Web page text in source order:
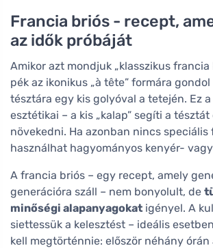
Francia briós - recept,
az idők próbáját
Amikor azt mondjuk „klasszikus francia
pék az ikonikus „à tête” formára gondol
tésztára egy kis golyóval a tetején. Ez
esztétikai – a kis „kalap” segíti a
növekedni. Ha azonban nincs speciális
használhat hagyományos kenyér-
A francia briós – egy recept, amely
generációra száll – nem bonyolult, de
minőségi alapanyagokat igényel. A
siettessük a kelesztést – ideális
kell megtörténnie: először néhány órán